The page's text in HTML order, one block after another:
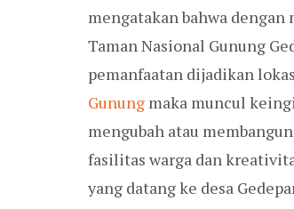
mengatakan bahwa
Taman Nasional Gunung
pemanfaatan dijadikan
Gunung maka muncul
mengubah atau
fasilitas warga dan
yang datang ke desa